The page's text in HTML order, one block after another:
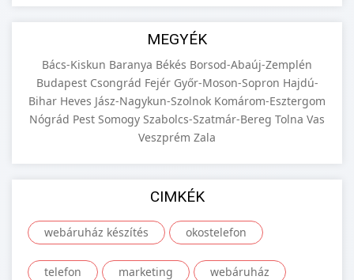
MEGYÉK
Bács-Kiskun Baranya Békés Borsod-Abaúj-Zemplén
Budapest Csongrád Fejér Győr-Moson-Sopron Hajdú-
Bihar Heves Jász-Nagykun-Szolnok Komárom-Esztergom
Nógrád Pest Somogy Szabolcs-Szatmár-Bereg Tolna Vas
Veszprém Zala
CIMKÉK
webáruház készítés okostelefon
telefon marketing webáruház